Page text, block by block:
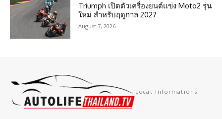
Triumph เปิดตัวเครื่องยนต์แข่ง Moto2 รุ่น
ใหม่ สำหรับฤดูกาล 2027
August 7, 2026
Local Informations